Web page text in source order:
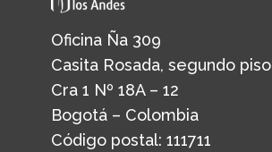
Oficina Ña 309
Casita Rosada, segundo piso
Cra 1 Nº 18A – 12
Bogotá – Colombia
Código postal: 111711